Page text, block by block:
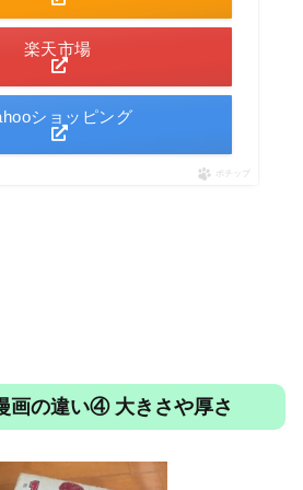
楽天市場
ショッピング
ポチップ
画の違い④ 大きさや厚さ